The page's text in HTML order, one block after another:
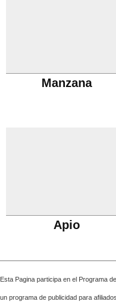
Manzana
Apio
Esta Pagina participa en el Programa
un programa de publicidad para